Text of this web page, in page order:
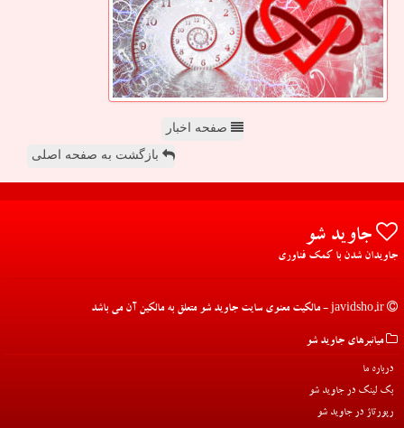
صفحه اخبار
بازگشت به صفحه اصلی
جاوید شو
جاویدان شدن با کمک فناوری
میانبرهای جاوید شو
درباره ما
بک لینک در جاوید شو
رپورتاژ در جاوید شو